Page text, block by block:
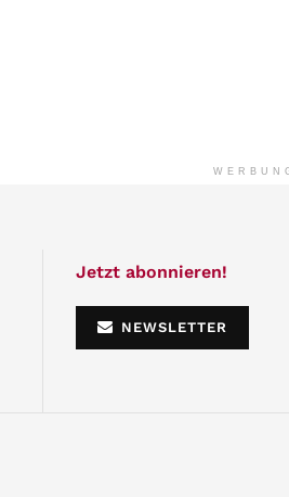
Jetzt abonnieren!
NEWSLETTER